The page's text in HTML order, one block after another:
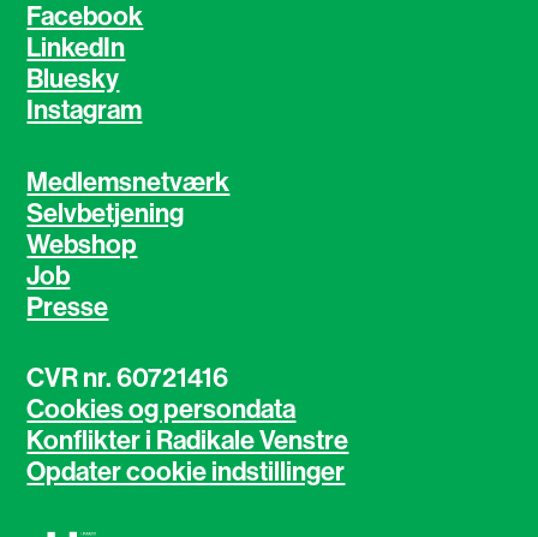
Facebook
LinkedIn
Bluesky
Instagram
Medlemsnetværk
Selvbetjening
Webshop
Job
Presse
CVR nr. 60721416
Cookies og persondata
Konflikter i Radikale Venstre
Opdater cookie indstillinger